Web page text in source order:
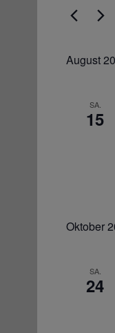
August
SA.
15
Oktober
SA.
24